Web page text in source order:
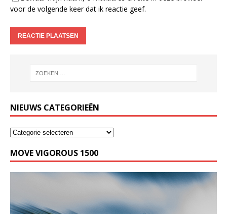
voor de volgende keer dat ik reactie geef.
NIEUWS CATEGORIEËN
MOVE VIGOROUS 1500